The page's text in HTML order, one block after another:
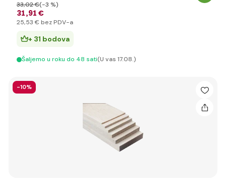
31,91 €
33,02 €(-3 %)
25,53 € bez PDV-a
+ 31 bodova
Šaljemo u roku do 48 sati(U vas 17.08.)
-10%